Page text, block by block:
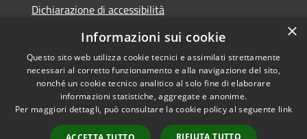
Dichiarazione di accessibilità
Obiettivi di accessibilità
Accessibilità
Copyright © 2026 • Comune di
Calvagese della Riviera •
Powered byMunicipium
×
Informazioni sui cookie
Questo sito web utilizza cookie tecnici e assimilati strettamente
necessari al corretto funzionamento e alla navigazione del sito,
nonché un cookie tecnico analitico al solo fine di elaborare
informazioni statistiche, aggregate e anonime.
Per maggiori dettagli, può consultare la cookie policy al seguente link
RIFIUTA TUTTO